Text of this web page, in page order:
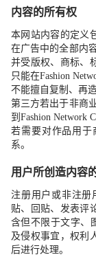
内容的所有权
本网站内容的定义
在广告中的全部内
并受版权、商标、
只能在Fashion
不能擅自复制、再
第三方若出于非商
到 Fashion Network
若需要对作品用于
系。
用户所创造内容
注册用户或非注册
贴、回贴、发表评
含但不限于文字、
及侵权事宜，权利
后进行处理。